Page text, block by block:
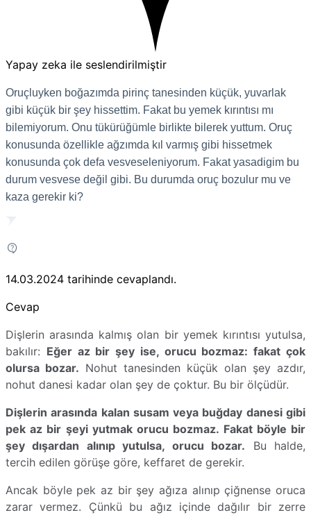
Yapay zeka ile seslendirilmiştir
Oruçluyken boğazımda pirinç tanesinden küçük, yuvarlak
gibi küçük bir şey hissettim. Fakat bu yemek kırıntısı mı
bilemiyorum. Onu tükürüğümle birlikte bilerek yuttum. Oruç
konusunda özellikle ağzımda kıl varmış gibi hissetmek
konusunda çok defa vesveseleniyorum. Fakat yasadigim bu
durum vesvese değil gibi. Bu durumda oruç bozulur mu ve
kaza gerekir ki?
14.03.2024 tarihinde cevaplandı.
Cevap
Dişlerin arasında kalmış olan bir yemek kırıntısı yutulsa,
bakılır: Eğer az bir şey ise, orucu bozmaz: fakat çok
olursa bozar. Nohut tanesinden küçük olan şey azdır,
nohut danesi kadar olan şey de çoktur. Bu bir ölçüdür.
Dişlerin arasında kalan susam veya buğday danesi gibi
pek az bir şeyi yutmak orucu bozmaz. Fakat böyle bir
şey dışardan alınıp yutulsa, orucu bozar. Bu halde,
tercih edilen görüşe göre, keffaret de gerekir.
Ancak böyle pek az bir şey ağıza alınıp çiğnense oruca
zarar vermez. Çünkü bu ağız içinde dağılır bir zerre